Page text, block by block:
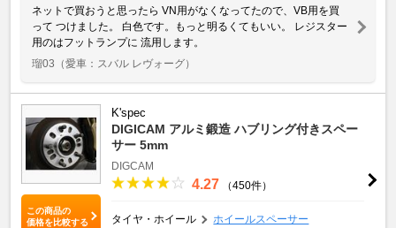
ネットで買おうと思ったら VN用がなくなってたので、VB用を買
って つけました。 白色です。もっと明るくてもいい。 レジスター
用のはフットランプに 流用します。
瑠03 （愛車：スバル レヴォーグ）
この商品の
価格を比較する
K'spec
DIGICAM アルミ鍛造 ハブリング付きスペー
サー 5mm
DIGCAM
4.27 （450件）
タイヤ・ホイール ホイールスペーサー